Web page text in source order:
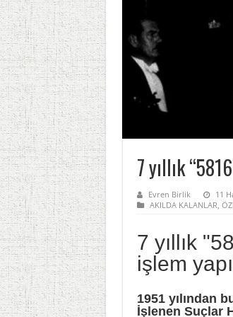
7 yıllık
Evren Birlik
11
AKILDA KALANLAR,
7 yıllık
işlem
1951 yılından
İşlenen Suçlar